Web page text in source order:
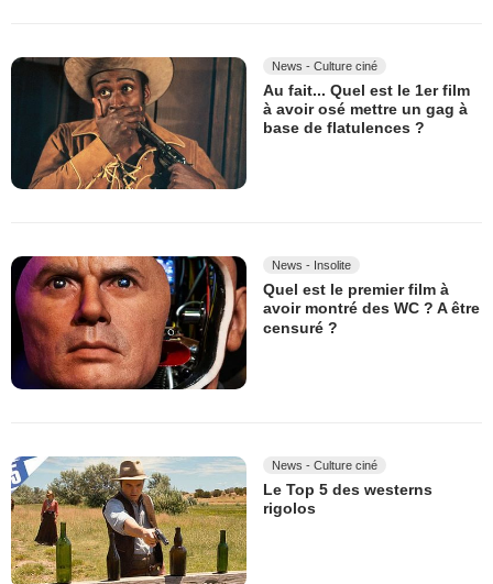
News - Culture ciné
Au fait... Quel est le 1er film
à avoir osé mettre un gag à
base de flatulences ?
News - Insolite
Quel est le premier film à
avoir montré des WC ? A être
censuré ?
News - Culture ciné
Le Top 5 des westerns
rigolos